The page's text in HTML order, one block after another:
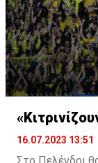
pic.twitter.com/
— Ben Jacobs
16.07.2023 13:51
Στο Πελένδρι